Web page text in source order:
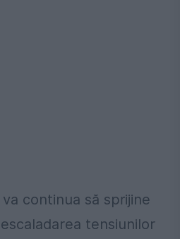
continua să sprijine
tensiunilor